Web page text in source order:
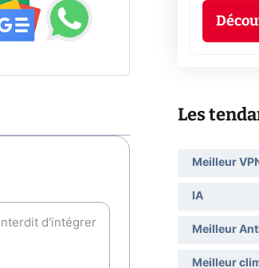
Les
Meilleur
IA
Meilleur
Meilleur